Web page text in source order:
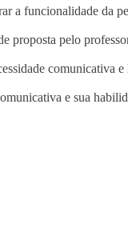
a funcionalidade da
proposta pelo
comunicativa
e sua